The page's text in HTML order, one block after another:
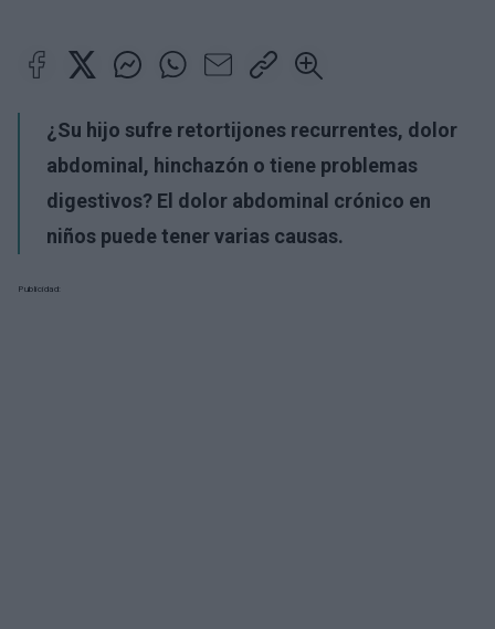
¿Su hijo sufre retortijones recurrentes, dolor
abdominal, hinchazón o tiene problemas
digestivos? El dolor abdominal crónico en
niños puede tener varias causas.
Publicidad: